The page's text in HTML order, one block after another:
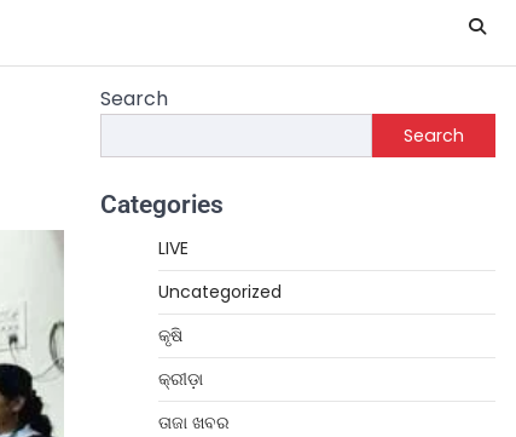
Search
Search
Categories
LIVE
Uncategorized
କୃଷି
କ୍ରୀଡ଼ା
ତାଜା ଖବର